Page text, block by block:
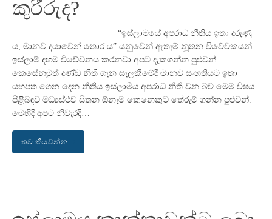
කුරීරුද?
“ඉස්ලාමයේ අපරාධ නීතිය ඉතා දරුණු
ය, මානව දයාවෙන් තොර ය” යනුවෙන් ඇතැම් නූතන විවේචකයන්
ඉස්ලාම් දහම විවේචනය කරනවා අපට දැකගන්න පුළුවන්.
කෙසේනමුත් දණ්ඩ නීති ගැන සැලකීමේදී මානව සංහතියට ඉතා
යහපත ගෙන දෙන නීතිය ඉස්ලාමීය අපරාධ නීති වන බව මෙම විෂය
පිළිබඳව මධ්‍යස්ථව සිතන ඕනෑම කෙනෙකුට තේරුම් ගන්න පුළුවන්.
මෙහිදී අපට නිවැරදි…
තව කියවන්න